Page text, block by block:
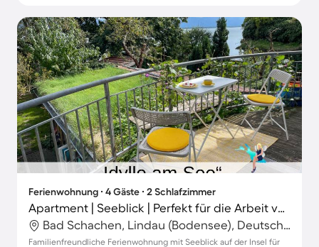
Ferienwohnung ∙ 4 Gäste ∙ 2 Schlafzimmer
Apartment | Seeblick | Perfekt für die Arbeit von Zuhause
Bad Schachen, Lindau (Bodensee), Deutschland
Familienfreundliche Ferienwohnung mit Seeblick auf der Insel für